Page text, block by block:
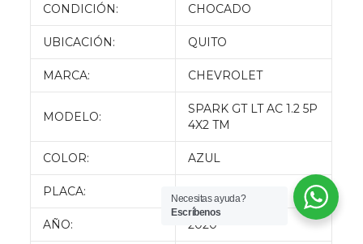
CONDICIÓN: CHOCADO
UBICACIÓN: QUITO
MARCA: CHEVROLET
MODELO:
SPARK GT LT AC 1.2 5P
4X2 TM
COLOR: AZUL
PLACA:
AÑO: 2020
Necesitas ayuda?
Escríbenos